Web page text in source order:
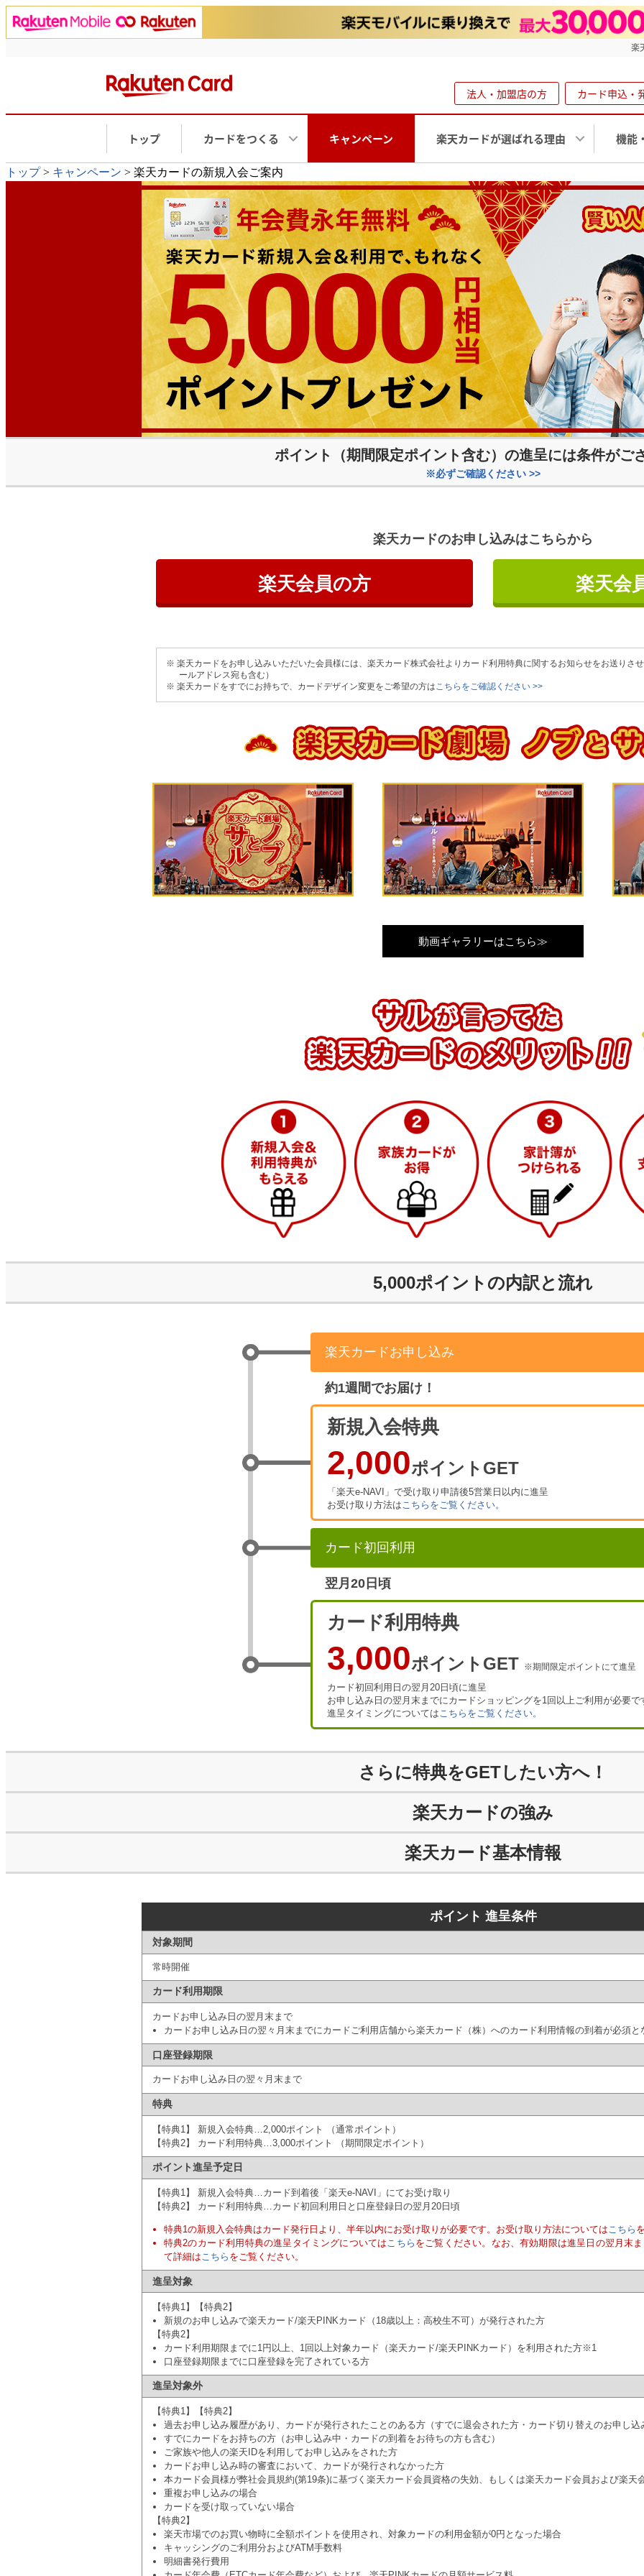
楽
法人・加盟店の方 カード申込・
トップ カードをつくる キャンペーン 楽天カードが選ばれる理由 機能
トップ> キャンペーン > 楽天カードの新規入会ご案内
ポイント（期間限定ポイント含む）の進呈には条件がご
※必ずご確認ください >>
楽天カードのお申し込みはこちらから
楽天会員の方 楽天会
※ 楽天カードをお申し込みいただいた会員様には、楽天カード株式会社よりカード利用特典に関するお知らせをお送りさ
ールアドレス宛も含む）
※ 楽天カードをすでにお持ちで、カードデザイン変更をご希望の方はこちらをご確認ください >>
動画ギャラリーはこちら≫
5,000ポイントの内訳と流れ
楽天カードお申し込み
約1週間でお届け！
新規入会特典
2,000ポイントGET
「楽天e-NAVI」で受け取り申請後5営業日以内に進呈
お受け取り方法はこちらをご覧ください。
カード初回利用
翌月20日頃
カード利用特典
3,000ポイントGET ※期間限定ポイントにて進呈
カード初回利用日の翌月20日頃に進呈
お申し込み日の翌月末までにカードショッピングを1回以上ご利用が必要で
進呈タイミングについてはこちらをご覧ください。
さらに特典をGETしたい方へ！
楽天カードの強み
楽天カード基本情報
ポイント 進呈条件
対象期間
常時開催
カード利用期限
カードお申し込み日の翌月末まで
カードお申し込み日の翌々月末までにカードご利用店舗から楽天カード（株）へのカード利用情報の到着が必須と
口座登録期限
カードお申し込み日の翌々月末まで
特典
【特典1】 新規入会特典…2,000ポイント （通常ポイント）
【特典2】 カード利用特典…3,000ポイント （期間限定ポイント）
ポイント進呈予定日
【特典1】 新規入会特典…カード到着後「楽天e-NAVI」にてお受け取り
【特典2】 カード利用特典…カード初回利用日と口座登録日の翌月20日頃
特典1の新規入会特典はカード発行日より、半年以内にお受け取りが必要です。お受け取り方法についてはこちら
特典2のカード利用特典の進呈タイミングについてはこちら をご覧ください。なお、有効期限は進呈日の翌月末
て詳細はこちら をご覧ください。
進呈対象
【特典1】【特典2】
新規のお申し込みで楽天カード/楽天PINKカード（18歳以上：高校生不可）が発行された方
【特典2】
カード利用期限までに1円以上、1回以上対象カード（楽天カード/楽天PINKカード）を利用された方※1
口座登録期限までに口座登録を完了されている方
進呈対象外
【特典1】【特典2】
過去お申し込み履歴があり、カードが発行されたことのある方（すでに退会された方・カード切り替えのお申し込
すでにカードをお持ちの方（お申し込み中・カードの到着をお待ちの方も含む）
ご家族や他人の楽天IDを利用してお申し込みをされた方
カードお申し込み時の審査において、カードが発行されなかった方
本カード会員様が弊社会員規約(第19条)に基づく楽天カード会員資格の失効、もしくは楽天カード会員および楽天
重複お申し込みの場合
カードを受け取っていない場合
【特典2】
楽天市場でのお買い物時に全額ポイントを使用され、対象カードの利用金額が0円となった場合
キャッシングのご利用分およびATM手数料
明細書発行費用